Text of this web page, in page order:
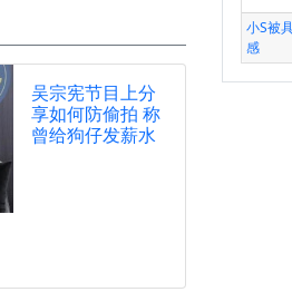
吴宗宪节目上分
享如何防偷拍 称
曾给狗仔发薪水
小S被
感